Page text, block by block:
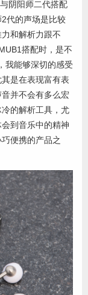
阴阳师二代搭配
代的声场是比较
和解析力跟不
搭配时，是不
我能够深切的感受
是在表现富有表
并不会有多么宏
的解析工具，尤
到音乐中的精神
便携的产品之